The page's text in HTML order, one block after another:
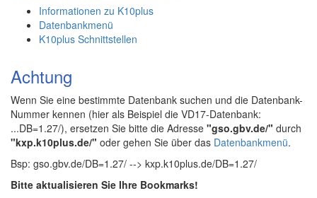
Informationen zu K10plus
Datenbankmenü
K10plus Schnittstellen
Achtung
Wenn Sie eine bestimmte Datenbank suchen und die Datenbank-
Nummer kennen (hier als Beispiel die VD17-Datenbank:
...DB=1.27/), ersetzen Sie bitte die Adresse "gso.gbv.de/" durch
"kxp.k10plus.de/" oder gehen Sie über das Datenbankmenü.
Bsp: gso.gbv.de/DB=1.27/ --> kxp.k10plus.de/DB=1.27/
Bitte aktualisieren Sie Ihre Bookmarks!